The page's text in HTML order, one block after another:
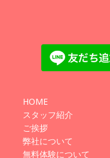
HOME
スタッフ紹介
ご挨拶
弊社について
無料体験について